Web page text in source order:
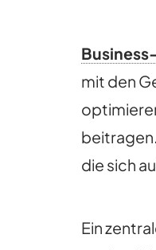
mit den
die sich
Ein